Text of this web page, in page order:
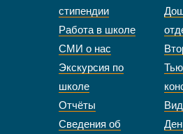
стипендии
Работа в школе
СМИ о нас
Экскурсия по
школе
Отчёты
Сведения об